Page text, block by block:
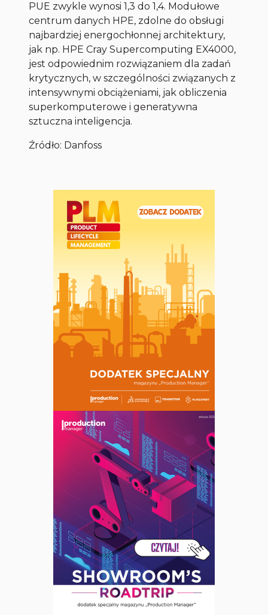
PUE zwykle wynosi 1,3 do 1,4. Modułowe
centrum danych HPE, zdolne do obsługi
najbardziej energochłonnej architektury,
jak np. HPE Cray Supercomputing EX4000,
jest odpowiednim rozwiązaniem dla zadań
krytycznych, w szczególności związanych z
intensywnymi obciążeniami, jak obliczenia
superkomputerowe i generatywna
sztuczna inteligencja.
Źródło: Danfoss